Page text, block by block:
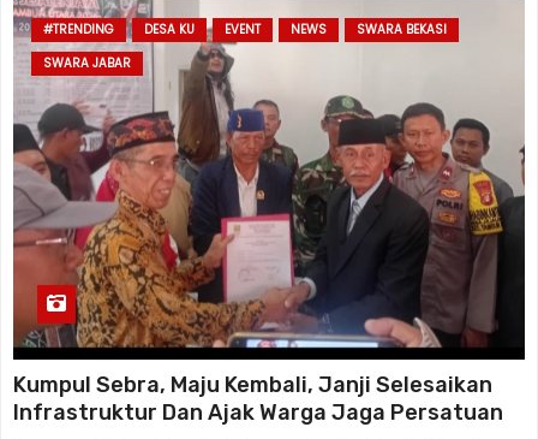
#TRENDING DESA KU EVENT NEWS
SWARA BEKASI
SWARA JABAR
Kumpul Sebra, Maju Kembali, Janji Selesaikan
Infrastruktur Dan Ajak Warga Jaga Persatuan